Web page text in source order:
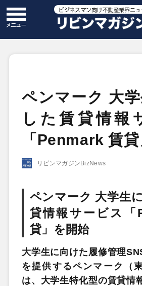
ペンマーク 大
した賃貸情報
「Penmark 賃
リビンマガジンBizNews
ペンマーク 大学生
貸情報サービス「
貸」を開始
大学生に向けた履修管理
を提供するペンマーク（
は、大学生特化型の賃貸情